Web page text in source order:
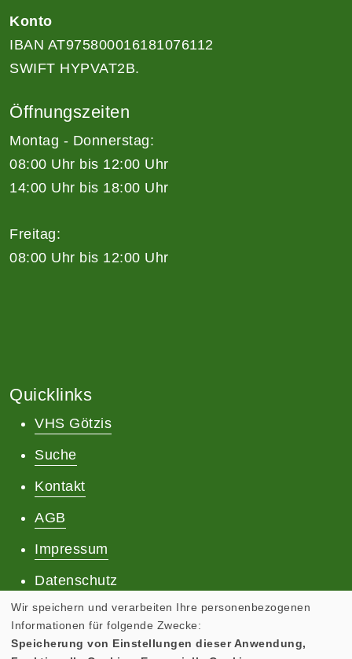
Konto
IBAN AT975800016181076112
SWIFT HYPVAT2B.
Öffnungszeiten
Montag - Donnerstag:
08:00 Uhr bis 12:00 Uhr
14:00 Uhr bis 18:00 Uhr
Freitag:
08:00 Uhr bis 12:00 Uhr
Quicklinks
VHS Götzis
Suche
Kontakt
AGB
Impressum
Datenschutz
Wir speichern und verarbeiten Ihre personenbezogenen
Informationen für folgende Zwecke:
Speicherung von Einstellungen dieser Anwendung,